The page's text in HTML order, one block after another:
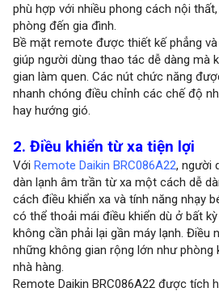
phù hợp với nhiều phong cách nội
phòng đến gia đình.
Bề mặt remote được thiết kế phẳng
giúp người dùng thao tác dễ dàng mà
gian làm quen. Các nút chức năng
nhanh chóng điều chỉnh các chế độ
hay hướng gió.
2. Điều khiển từ xa tiện lợi
Với Remote Daikin BRC086A22, người
dàn lạnh âm trần từ xa một cách dễ
cách điều khiển xa và tính năng nhạy
có thể thoải mái điều khiển dù ở bất
không cần phải lại gần máy lạnh. Điều
những không gian rộng lớn như phòng
nhà hàng.
Remote Daikin BRC086A22 được tích